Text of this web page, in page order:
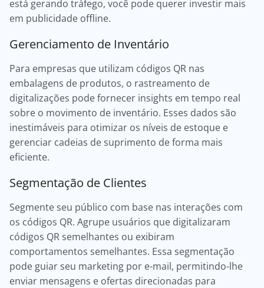
está gerando tráfego, você pode querer investir mais
em publicidade offline.
Gerenciamento de Inventário
Para empresas que utilizam códigos QR nas
embalagens de produtos, o rastreamento de
digitalizações pode fornecer insights em tempo real
sobre o movimento de inventário. Esses dados são
inestimáveis para otimizar os níveis de estoque e
gerenciar cadeias de suprimento de forma mais
eficiente.
Segmentação de Clientes
Segmente seu público com base nas interações com
os códigos QR. Agrupe usuários que digitalizaram
códigos QR semelhantes ou exibiram
comportamentos semelhantes. Essa segmentação
pode guiar seu marketing por e-mail, permitindo-lhe
enviar mensagens e ofertas direcionadas para